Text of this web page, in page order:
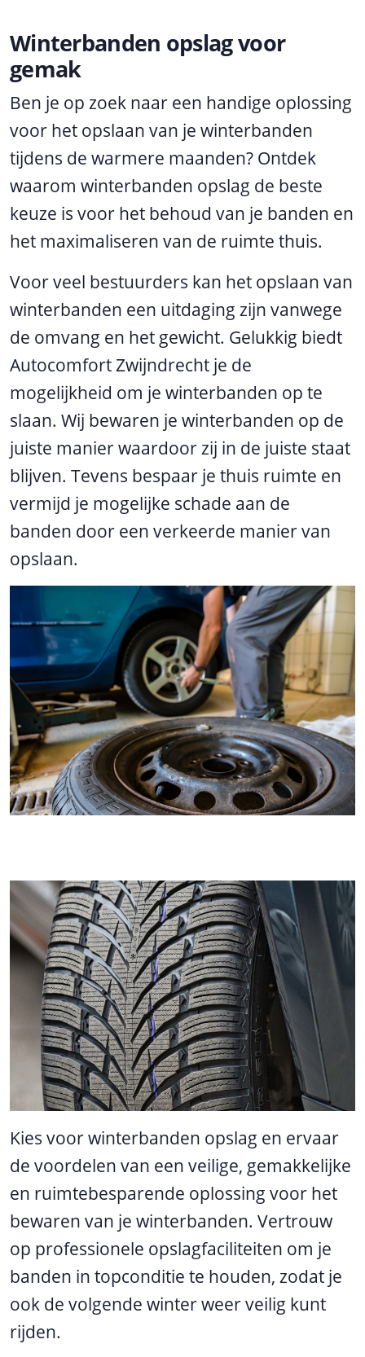
Winterbanden opslag voor
gemak
Ben je op zoek naar een handige oplossing
voor het opslaan van je winterbanden
tijdens de warmere maanden? Ontdek
waarom winterbanden opslag de beste
keuze is voor het behoud van je banden en
het maximaliseren van de ruimte thuis.
Voor veel bestuurders kan het opslaan van
winterbanden een uitdaging zijn vanwege
de omvang en het gewicht. Gelukkig biedt
Autocomfort Zwijndrecht je de
mogelijkheid om je winterbanden op te
slaan. Wij bewaren je winterbanden op de
juiste manier waardoor zij in de juiste staat
blijven. Tevens bespaar je thuis ruimte en
vermijd je mogelijke schade aan de
banden door een verkeerde manier van
opslaan.
Kies voor winterbanden opslag en ervaar
de voordelen van een veilige, gemakkelijke
en ruimtebesparende oplossing voor het
bewaren van je winterbanden. Vertrouw
op professionele opslagfaciliteiten om je
banden in topconditie te houden, zodat je
ook de volgende winter weer veilig kunt
rijden.